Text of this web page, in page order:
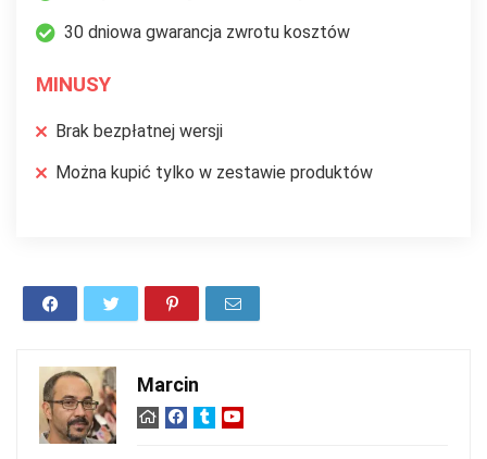
30 dniowa gwarancja zwrotu kosztów
MINUSY
Brak bezpłatnej wersji
Można kupić tylko w zestawie produktów
Marcin